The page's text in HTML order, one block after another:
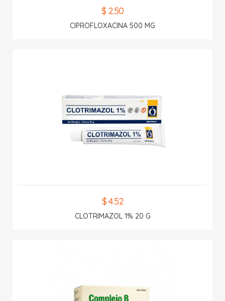
$ 2.50
CIPROFLOXACINA 500 MG
$ 4.52
CLOTRIMAZOL 1% 20 G